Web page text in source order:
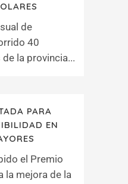
de
40
la provincia...
PARA
EN
el Premio
la mejora de la